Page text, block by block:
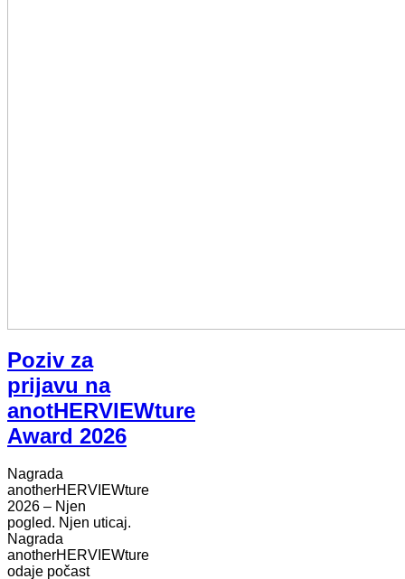
Poziv za
prijavu na
anotHERVIEWture
Award 2026
Nagrada
anotherHERVIEWture
2026 – Njen
pogled. Njen uticaj.
Nagrada
anotherHERVIEWture
odaje počast